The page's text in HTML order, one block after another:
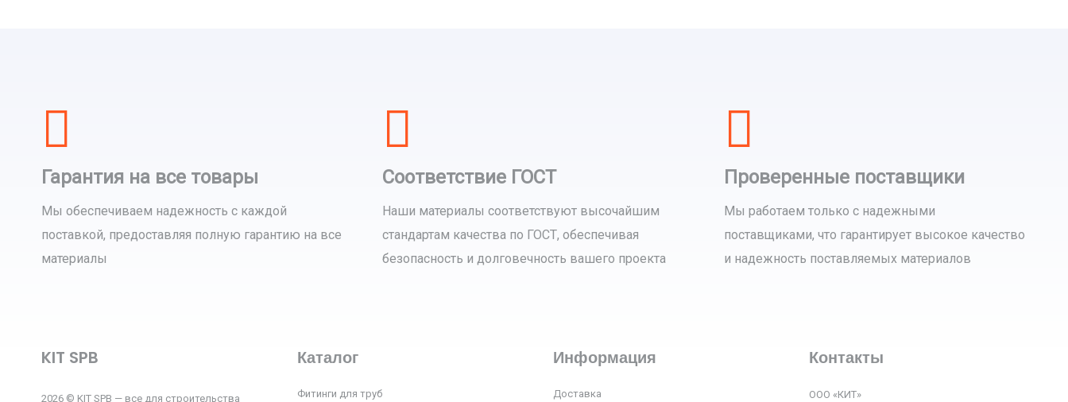
Гарантия на все товары
Мы обеспечиваем надежность с каждой
поставкой, предоставляя полную гарантию на все
материалы
Соответствие ГОСТ
Наши материалы соответствуют высочайшим
стандартам качества по ГОСТ, обеспечивая
безопасность и долговечность вашего проекта
Проверенные поставщики
Мы работаем только с надежными
поставщиками, что гарантирует высокое качество
и надежность поставляемых материалов
KIT SPB
2026 © KIT SPB — все для строительства
Каталог
Фитинги для труб
Информация
Доставка
Контакты
ООО «КИТ»